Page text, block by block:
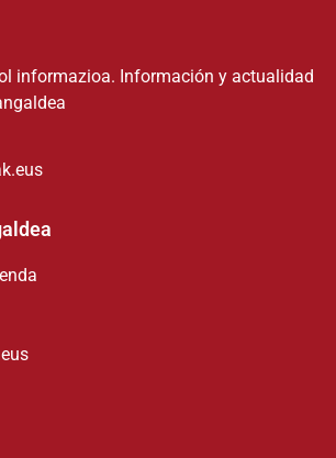
informazioa. Información y actualidad